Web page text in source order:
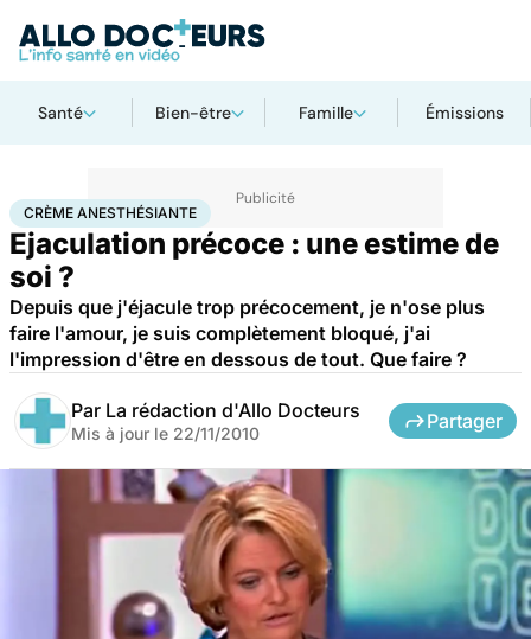
Santé Bien-être Famille Émissions
AccueilBien-êtreSexoCrème anesthésiante
CRÈME ANESTHÉSIANTE
Ejaculation précoce : une estime de
soi ?
Depuis que j'éjacule trop précocement, je n'ose plus
faire l'amour, je suis complètement bloqué, j'ai
l'impression d'être en dessous de tout. Que faire ?
Par La rédaction d'Allo Docteurs
Mis à jour le 22/11/2010
Partager